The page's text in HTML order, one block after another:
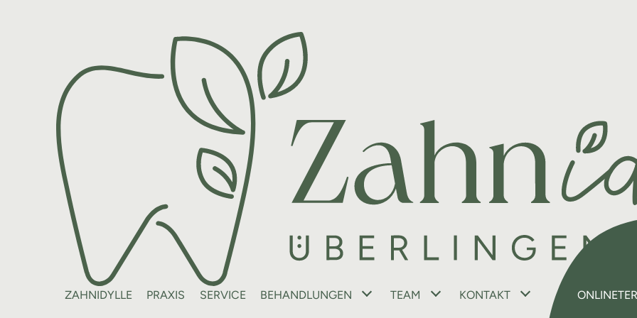
ZAHNIDYLLE PRAXIS SERVICE BEHANDLUNGEN TEAM KONTAKT